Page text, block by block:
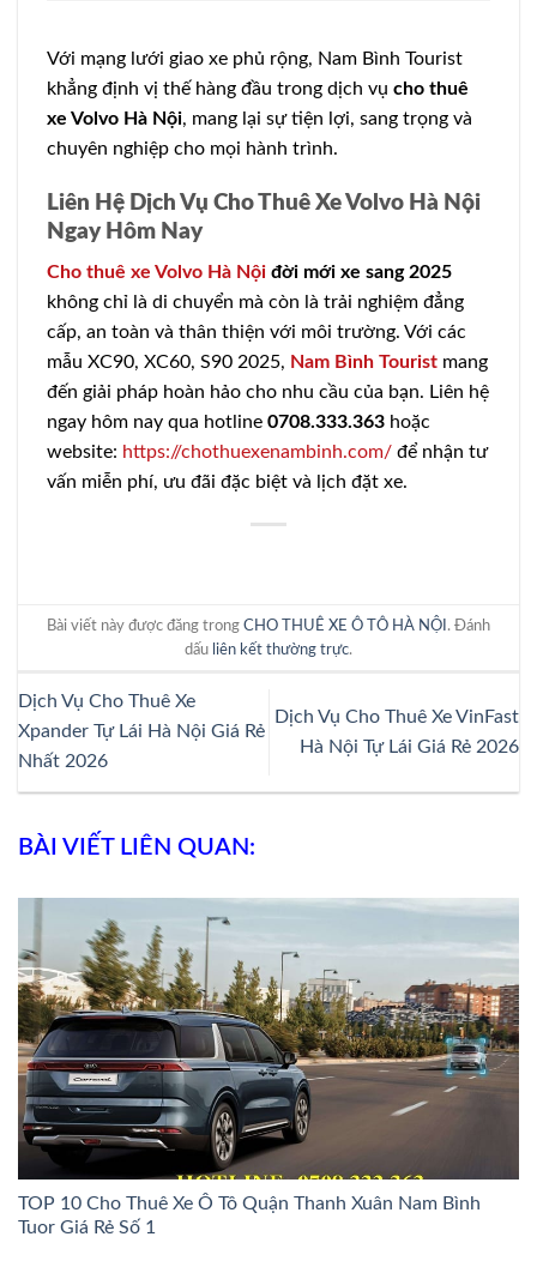
Với mạng lưới giao xe phủ rộng, Nam Bình Tourist
khẳng định vị thế hàng đầu trong dịch vụ cho thuê
xe Volvo Hà Nội, mang lại sự tiện lợi, sang trọng và
chuyên nghiệp cho mọi hành trình.
Liên Hệ Dịch Vụ Cho Thuê Xe Volvo Hà Nội
Ngay Hôm Nay
Cho thuê xe Volvo Hà Nội đời mới xe sang 2025
không chỉ là di chuyển mà còn là trải nghiệm đẳng
cấp, an toàn và thân thiện với môi trường. Với các
mẫu XC90, XC60, S90 2025, Nam Bình Tourist mang
đến giải pháp hoàn hảo cho nhu cầu của bạn. Liên hệ
ngay hôm nay qua hotline 0708.333.363 hoặc
website: https://chothuexenambinh.com/ để nhận tư
vấn miễn phí, ưu đãi đặc biệt và lịch đặt xe.
Bài viết này được đăng trong CHO THUÊ XE Ô TÔ HÀ NỘI . Đánh
dấu liên kết thường trực.
Dịch Vụ Cho Thuê Xe
Xpander Tự Lái Hà Nội Giá Rẻ
Nhất 2026
Dịch Vụ Cho Thuê Xe VinFast
Hà Nội Tự Lái Giá Rẻ 2026
BÀI VIẾT LIÊN QUAN:
TOP 10 Cho Thuê Xe Ô Tô Quận Thanh Xuân Nam Bình
Tuor Giá Rẻ Số 1